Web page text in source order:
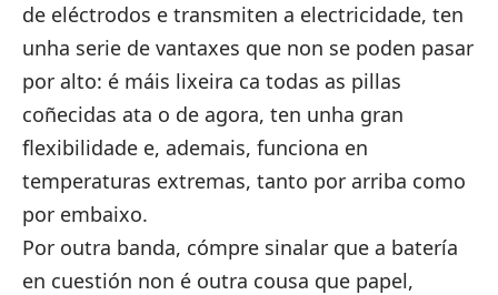
de eléctrodos e transmiten a electricidade, ten
unha serie de vantaxes que non se poden pasar
por alto: é máis lixeira ca todas as pillas
coñecidas ata o de agora, ten unha gran
flexibilidade e, ademais, funciona en
temperaturas extremas, tanto por arriba como
por embaixo.
Por outra banda, cómpre sinalar que a batería
en cuestión non é outra cousa que papel,